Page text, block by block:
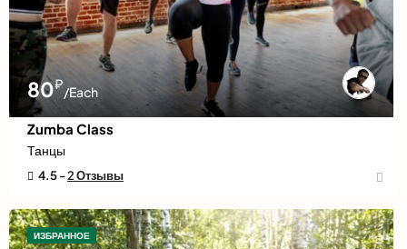
80₽/Each
Zumba Class
Танцы
4.5 -2 Отзывы
ИЗБРАННОЕ